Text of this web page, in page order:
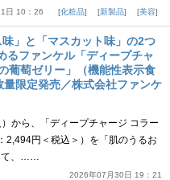
日 10：26 化粧品 新製品 美容
」と「マスカット味」の2つ
るファンケル「ディープチャ
葡萄ゼリー」（機能性表示食
限定発売／株式会社ファンケ
から、「ディープチャージ コラー
2,494円＜税込＞）を「肌のうるお
て、……
2026年07月30日 19：21